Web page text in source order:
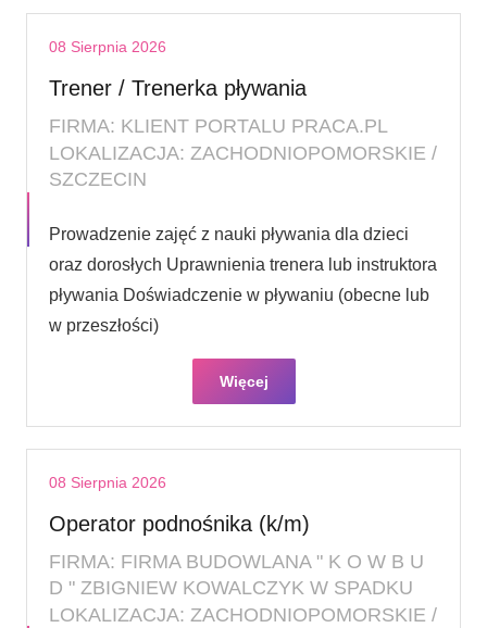
08 Sierpnia 2026
Trener / Trenerka pływania
FIRMA: KLIENT PORTALU PRACA.PL
LOKALIZACJA: ZACHODNIOPOMORSKIE /
SZCZECIN
Prowadzenie zajęć z nauki pływania dla dzieci
oraz dorosłych Uprawnienia trenera lub instruktora
pływania Doświadczenie w pływaniu (obecne lub
w przeszłości)
Więcej
08 Sierpnia 2026
Operator podnośnika (k/m)
FIRMA: FIRMA BUDOWLANA " K O W B U
D " ZBIGNIEW KOWALCZYK W SPADKU
LOKALIZACJA: ZACHODNIOPOMORSKIE /